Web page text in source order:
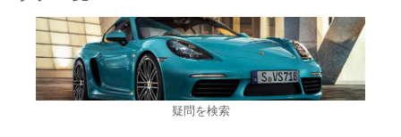
疑問を検索